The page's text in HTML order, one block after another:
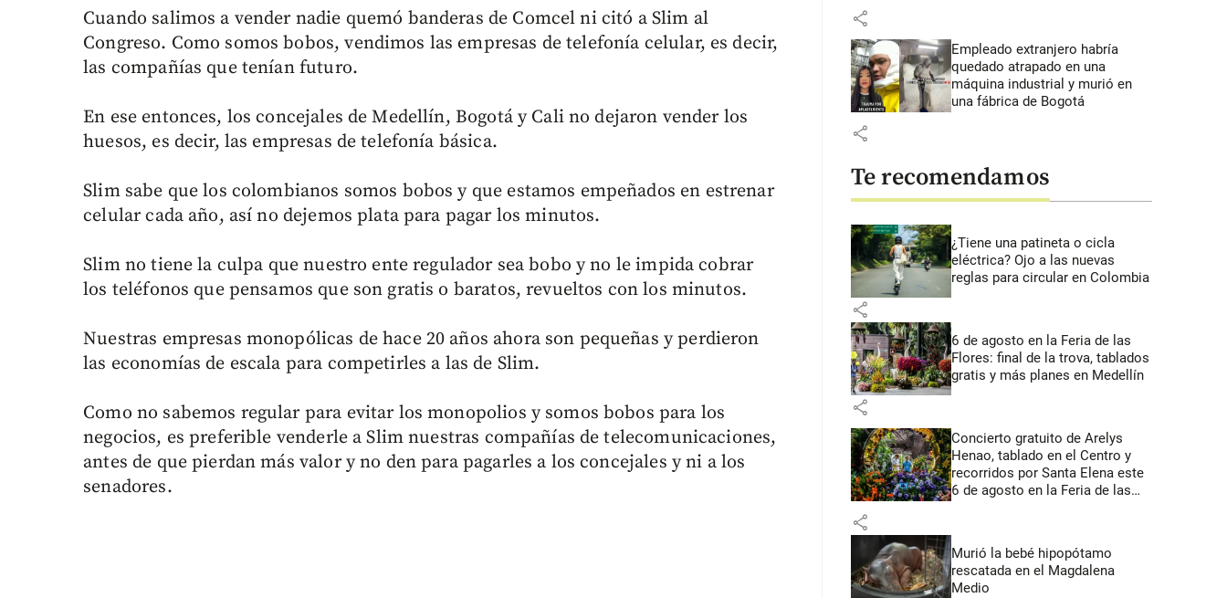
Cuando salimos a vender nadie quemó banderas de Comcel ni citó a Slim al
Congreso. Como somos bobos, vendimos las empresas de telefonía celular, es decir,
las compañías que tenían futuro.
En ese entonces, los concejales de Medellín, Bogotá y Cali no dejaron vender los
huesos, es decir, las empresas de telefonía básica.
Slim sabe que los colombianos somos bobos y que estamos empeñados en estrenar
celular cada año, así no dejemos plata para pagar los minutos.
Slim no tiene la culpa que nuestro ente regulador sea bobo y no le impida cobrar
los teléfonos que pensamos que son gratis o baratos, revueltos con los minutos.
Nuestras empresas monopólicas de hace 20 años ahora son pequeñas y perdieron
las economías de escala para competirles a las de Slim.
Como no sabemos regular para evitar los monopolios y somos bobos para los
negocios, es preferible venderle a Slim nuestras compañías de telecomunicaciones,
antes de que pierdan más valor y no den para pagarles a los concejales y ni a los
senadores.
share
Empleado extranjero habría
quedado atrapado en una
máquina industrial y murió en
una fábrica de Bogotá
share
Te recomendamos
¿Tiene una patineta o cicla
eléctrica? Ojo a las nuevas
reglas para circular en Colombia
share
6 de agosto en la Feria de las
Flores: final de la trova, tablados
gratis y más planes en Medellín
share
Concierto gratuito de Arelys
Henao, tablado en el Centro y
recorridos por Santa Elena este
6 de agosto en la Feria de las
share
Murió la bebé hipopótamo
rescatada en el Magdalena
Medio